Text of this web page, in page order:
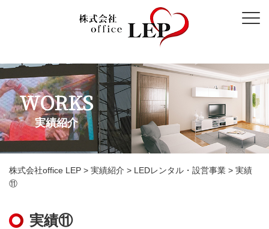
WORKS
実績紹介
株式会社office LEP > 実績紹介 > LEDレンタル・設営事業 > 実績
⑪
実績⑪